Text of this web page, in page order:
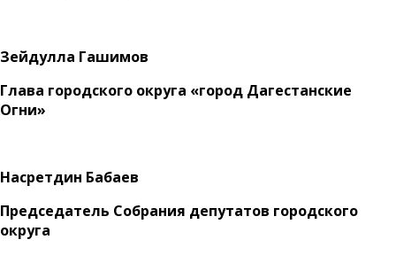
Зейдулла Гашимов
Глава городского округа «город Дагестанские
Огни»
Насретдин Бабаев
Председатель Собрания депутатов городского
округа